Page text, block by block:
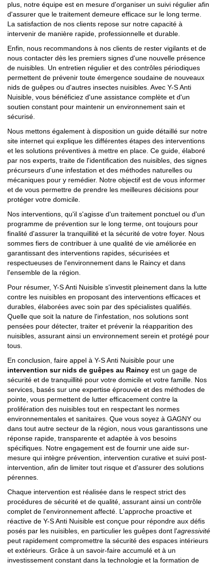
plus, notre équipe est en mesure d'organiser un suivi régulier afin
d'assurer que le traitement demeure efficace sur le long terme.
La satisfaction de nos clients repose sur notre capacité à
intervenir de manière rapide, professionnelle et durable.
Enfin, nous recommandons à nos clients de rester vigilants et de
nous contacter dès les premiers signes d'une nouvelle présence
de nuisibles. Un entretien régulier et des contrôles périodiques
permettent de prévenir toute émergence soudaine de nouveaux
nids de guêpes ou d'autres insectes nuisibles. Avec Y-S Anti
Nuisible, vous bénéficiez d'une assistance complète et d'un
soutien constant pour maintenir un environnement sain et
sécurisé.
Nous mettons également à disposition un guide détaillé sur notre
site internet qui explique les différentes étapes des interventions
et les solutions préventives à mettre en place. Ce guide, élaboré
par nos experts, traite de l'identification des nuisibles, des signes
précurseurs d'une infestation et des méthodes naturelles ou
mécaniques pour y remédier. Notre objectif est de vous informer
et de vous permettre de prendre les meilleures décisions pour
protéger votre domicile.
Nos interventions, qu'il s'agisse d'un traitement ponctuel ou d'un
programme de prévention sur le long terme, ont toujours pour
finalité d'assurer la tranquillité et la sécurité de votre foyer. Nous
sommes fiers de contribuer à une qualité de vie améliorée en
garantissant des interventions rapides, sécurisées et
respectueuses de l'environnement dans le Raincy et dans
l'ensemble de la région.
Pour résumer, Y-S Anti Nuisible s'investit pleinement dans la lutte
contre les nuisibles en proposant des interventions efficaces et
durables, élaborées avec soin par des spécialistes qualifiés.
Quelle que soit la nature de l'infestation, nos solutions sont
pensées pour détecter, traiter et prévenir la réapparition des
nuisibles, assurant ainsi un environnement serein et protégé pour
tous.
En conclusion, faire appel à Y-S Anti Nuisible pour une
intervention sur nids de guêpes au Raincy est un gage de
sécurité et de tranquillité pour votre domicile et votre famille. Nos
services, basés sur une expertise éprouvée et des méthodes de
pointe, vous permettent de lutter efficacement contre la
prolifération des nuisibles tout en respectant les normes
environnementales et sanitaires. Que vous soyez à GAGNY ou
dans tout autre secteur de la région, nous vous garantissons une
réponse rapide, transparente et adaptée à vos besoins
spécifiques. Notre engagement est de fournir une aide sur-
mesure qui intègre prévention, intervention curative et suivi post-
intervention, afin de limiter tout risque et d'assurer des solutions
pérennes.
Chaque intervention est réalisée dans le respect strict des
procédures de sécurité et de qualité, assurant ainsi un contrôle
complet de l'environnement affecté. L'approche proactive et
réactive de Y-S Anti Nuisible est conçue pour répondre aux défis
posés par les nuisibles, en particulier les guêpes dont l'agressivité
peut rapidement compromettre la sécurité des espaces intérieurs
et extérieurs. Grâce à un savoir-faire accumulé et à un
investissement constant dans la technologie et la formation de